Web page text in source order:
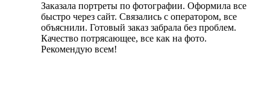
Заказала портреты по фотографии. Оформила все
быстро через сайт. Связались с оператором, все
объяснили. Готовый заказ забрала без проблем.
Качество потрясающее, все как на фото.
Рекомендую всем!